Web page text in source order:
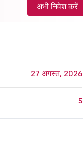
अभी निवेश करें
27 अगस्त, 2026
5